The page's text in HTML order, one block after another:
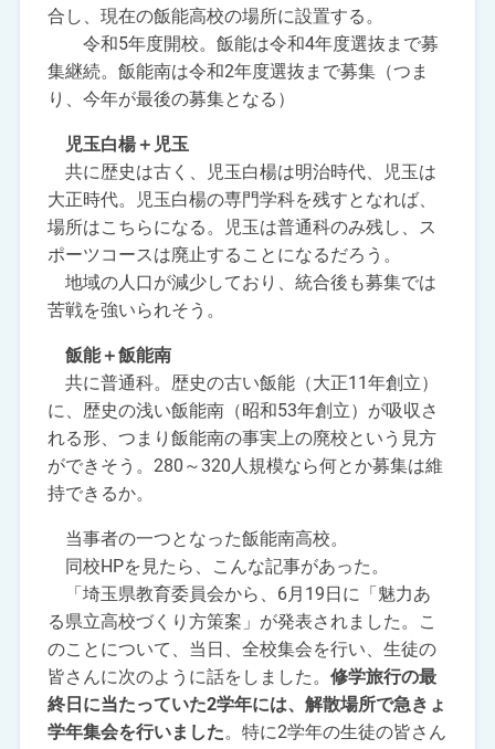
合し、現在の飯能高校の場所に設置する。
令和5年度開校。飯能は令和4年度選抜まで募
集継続。飯能南は令和2年度選抜まで募集（つま
り、今年が最後の募集となる）
児玉白楊＋児玉
共に歴史は古く、児玉白楊は明治時代、児玉は
大正時代。児玉白楊の専門学科を残すとなれば、
場所はこちらになる。児玉は普通科のみ残し、ス
ポーツコースは廃止することになるだろう。
地域の人口が減少しており、統合後も募集では
苦戦を強いられそう。
飯能＋飯能南
共に普通科。歴史の古い飯能（大正11年創立）
に、歴史の浅い飯能南（昭和53年創立）が吸収さ
れる形、つまり飯能南の事実上の廃校という見方
ができそう。280～320人規模なら何とか募集は維
持できるか。
当事者の一つとなった飯能南高校。
同校HPを見たら、こんな記事があった。
「埼玉県教育委員会から、6月19日に「魅力あ
る県立高校づくり方策案」が発表されました。こ
のことについて、当日、全校集会を行い、生徒の
皆さんに次のように話をしました。 修学旅行の最
終日に当たっていた2学年には、解散場所で急きょ
学年集会を行いました。特に2学年の生徒の皆さん